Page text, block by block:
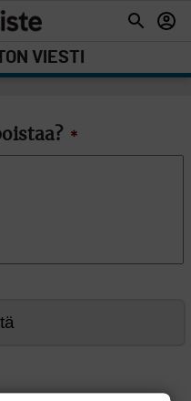
VIESTI
*